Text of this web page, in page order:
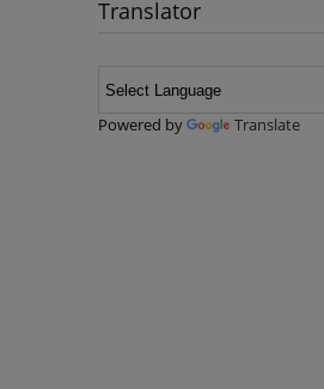
Translator
Powered by Translate